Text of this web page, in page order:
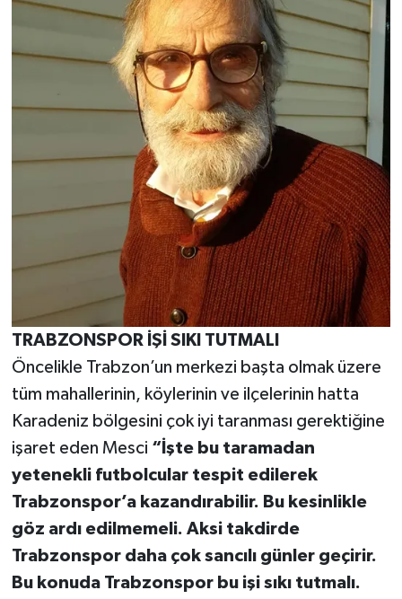
TRABZONSPOR İŞİ SIKI TUTMALI
Öncelikle Trabzon’un merkezi başta olmak üzere
tüm mahallerinin, köylerinin ve ilçelerinin hatta
Karadeniz bölgesini çok iyi taranması gerektiğine
işaret eden Mesci “İşte bu taramadan
yetenekli futbolcular tespit edilerek
Trabzonspor’a kazandırabilir. Bu kesinlikle
göz ardı edilmemeli. Aksi takdirde
Trabzonspor daha çok sancılı günler geçirir.
Bu konuda Trabzonspor bu işi sıkı tutmalı.